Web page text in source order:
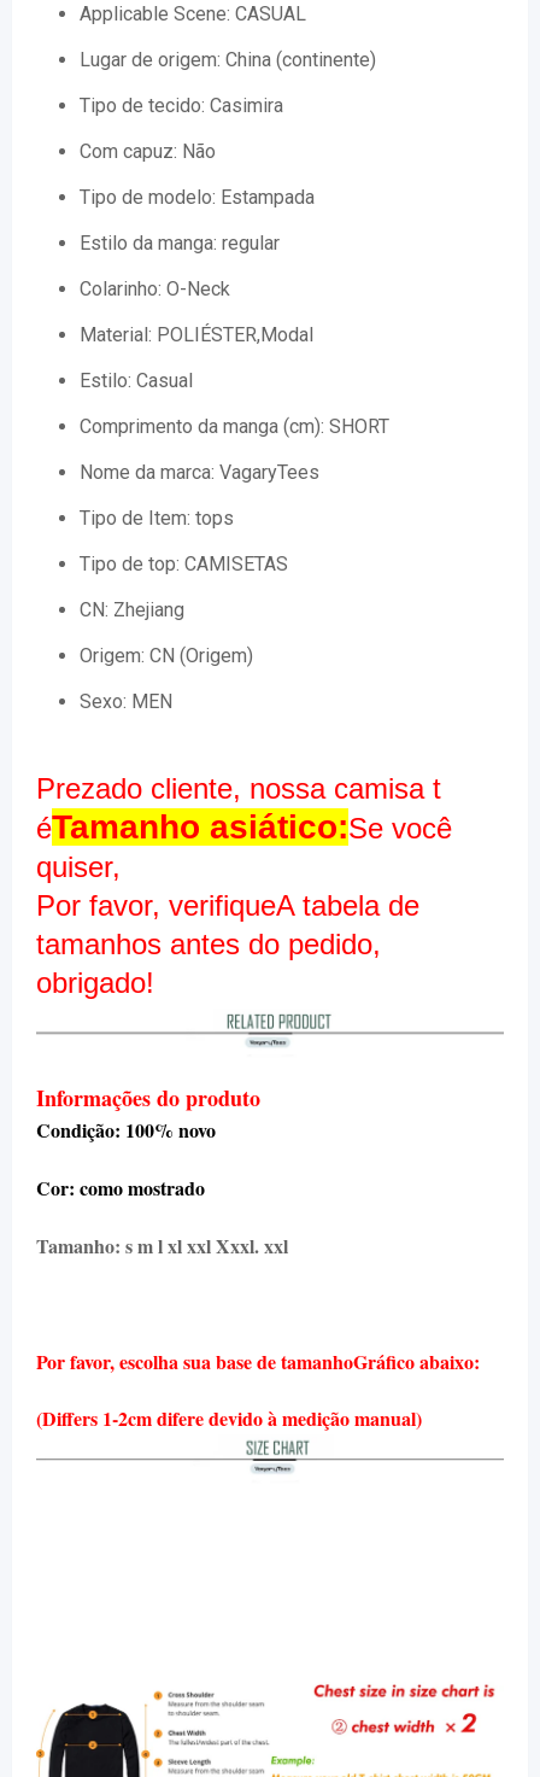
Applicable Scene: CASUAL
Lugar de origem: China (continente)
Tipo de tecido: Casimira
Com capuz: Não
Tipo de modelo: Estampada
Estilo da manga: regular
Colarinho: O-Neck
Material: POLIÉSTER,Modal
Estilo: Casual
Comprimento da manga (cm): SHORT
Nome da marca: VagaryTees
Tipo de Item: tops
Tipo de top: CAMISETAS
CN: Zhejiang
Origem: CN (Origem)
Sexo: MEN
Prezado cliente, nossa camisa t
éTamanho asiático:Se você
quiser,
Por favor, verifiqueA tabela de
tamanhos antes do pedido,
obrigado!
Informações do produto
Condição: 100% novo
Cor: como mostrado
Tamanho: s m l xl xxlXxxl. xxl
Por favor, escolha sua base de tamanhoGráfico abaixo:
(Differs 1-2cm difere devido à medição manual)